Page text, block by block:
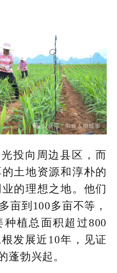
投向周边县区，而
土地资源和淳朴的
的理想之地。他们
亩到100多亩不等，
种植总面积超过800
发展近10年，见证
蓬勃兴起。